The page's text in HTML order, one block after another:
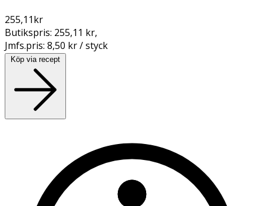
255,11kr
Butikspris: 255,11 kr,
Jmfs.pris: 8,50 kr / styck
Köp via recept